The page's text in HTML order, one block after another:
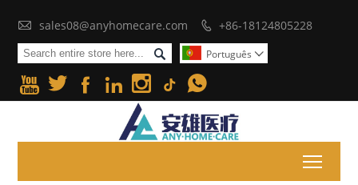
 sales08@anyhomecare.com  +86-18124805228
 Português 
     